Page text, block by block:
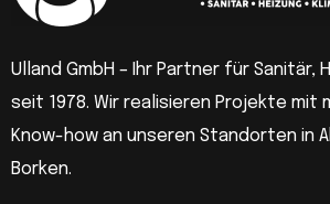
Ulland GmbH – Ihr Partner für Sanitär,
seit 1978. Wir realisieren Projekte mit
Know-how an unseren Standorten in
Borken.